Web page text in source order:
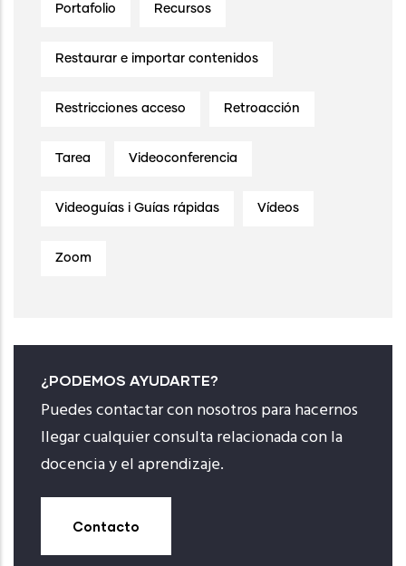
Portafolio Recursos
Restaurar e importar contenidos
Restricciones acceso Retroacción
Tarea Videoconferencia
Videoguías i Guías rápidas Vídeos
Zoom
¿PODEMOS AYUDARTE?
Puedes contactar con nosotros para hacernos
llegar cualquier consulta relacionada con la
docencia y el aprendizaje.
Contacto